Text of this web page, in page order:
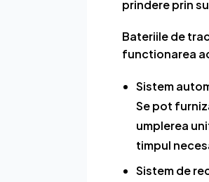
prindere prin
Bateriile de
functionarea
Sistem
Se pot
umplerea
timpul
Sistem de